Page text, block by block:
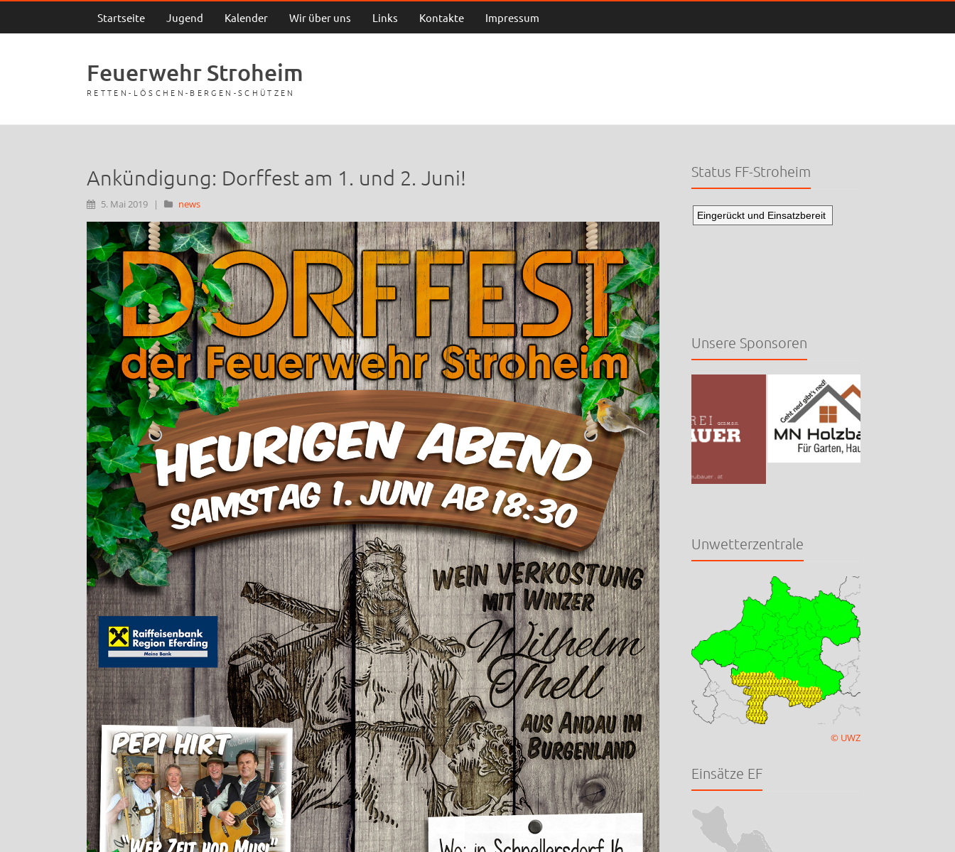
Startseite Jugend Kalender Wir über uns Links Kontakte Impressum
Feuerwehr Stroheim
RETTEN-LÖSCHEN-BERGEN-SCHÜTZEN
Ankündigung: Dorffest am 1. und 2. Juni!
5. Mai 2019 | news
Status FF-Stroheim
Unsere Sponsoren
Unwetterzentrale
© UWZ
Einsätze EF